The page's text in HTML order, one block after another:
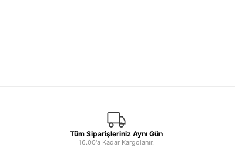
Tüm Siparişleriniz Aynı Gün
16.00'a Kadar Kargolanır.